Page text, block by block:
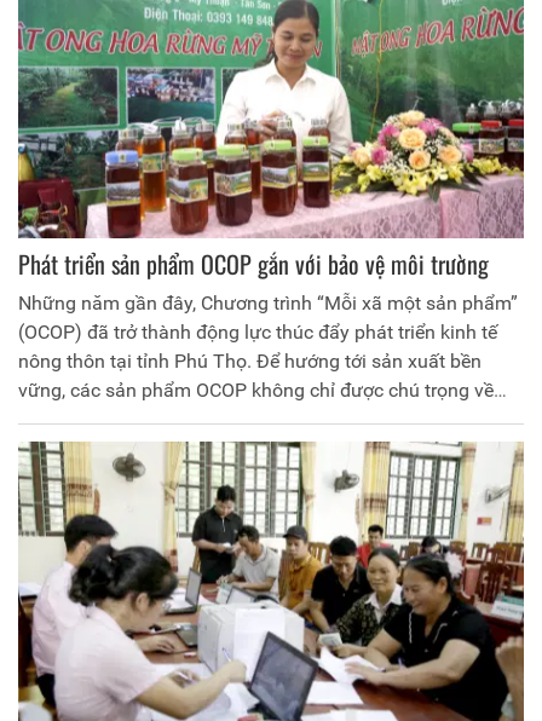
Phát triển sản phẩm OCOP gắn với bảo vệ môi trường
Những năm gần đây, Chương trình “Mỗi xã một sản phẩm”
(OCOP) đã trở thành động lực thúc đẩy phát triển kinh tế
nông thôn tại tỉnh Phú Thọ. Để hướng tới sản xuất bền
vững, các sản phẩm OCOP không chỉ được chú trọng về
chất lượng và mẫu mã mà còn quan tâm đến yếu tố môi
trường trong quá trình sản xuất, chế biến.